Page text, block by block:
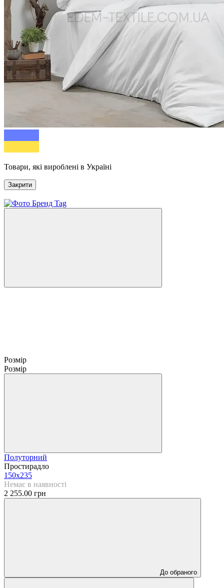
Товари, які вироблені в Україні
Закрити
Розмір
Розмір
Полуторний
Простирадло
150х235
Немає в наявності
2 255.00 грн
До обраного